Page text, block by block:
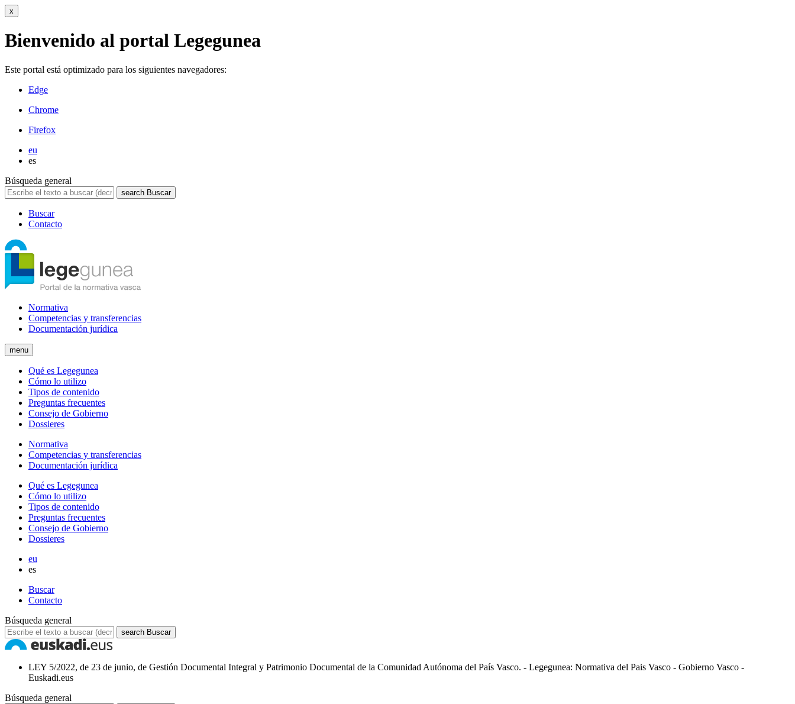
x
Bienvenido al portal Legegunea
Este portal está optimizado para los siguientes navegadores:
Edge
Chrome
Firefox
eu
es
Búsqueda general
search Buscar
Buscar
Contacto
Normativa
Competencias y transferencias
Documentación jurídica
menu
Qué es Legegunea
Cómo lo utilizo
Tipos de contenido
Preguntas frecuentes
Consejo de Gobierno
Dossieres
Normativa
Competencias y transferencias
Documentación jurídica
Qué es Legegunea
Cómo lo utilizo
Tipos de contenido
Preguntas frecuentes
Consejo de Gobierno
Dossieres
eu
es
Buscar
Contacto
Búsqueda general
search Buscar
LEY 5/2022, de 23 de junio, de Gestión Documental Integral y Patrimonio Documental de la Comunidad Autónoma del País Vasco. - Legegunea: Normativa del Pais Vasco - Gobierno Vasco -
Euskadi.eus
Búsqueda general